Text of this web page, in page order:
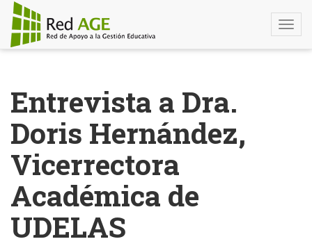
contenido
principal
Entrevista a Dra.
Doris Hernández,
Vicerrectora
Académica de
UDELAS